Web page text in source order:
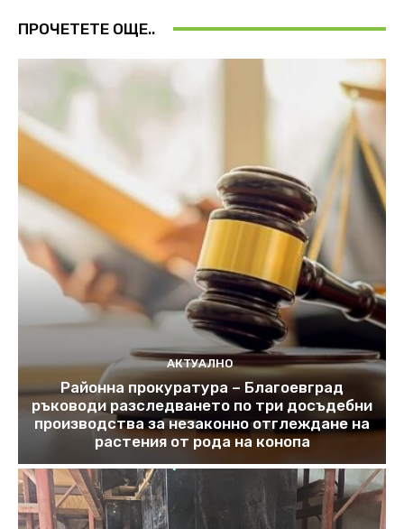
ПРОЧЕТЕТЕ ОЩЕ..
АКТУАЛНО
Районна прокуратура – Благоевград
ръководи разследването по три досъдебни
производства за незаконно отглеждане на
растения от рода на конопа